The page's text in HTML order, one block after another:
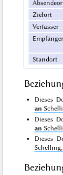
Zielort
Verfasser
Empfänger
Standort
Dieses
an
Dieses
an
Dieses